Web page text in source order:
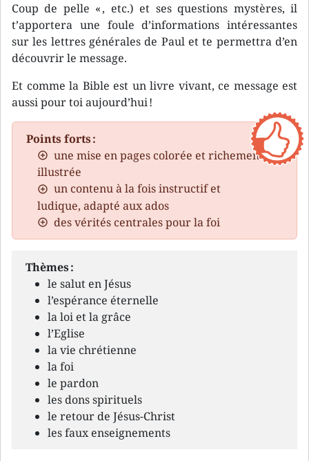
Coup de pelle « , etc.) et ses questions mystères, il
t’apportera une foule d’informations intéressantes
sur les lettres générales de Paul et te permettra d’en
découvrir le message.
Et comme la Bible est un livre vivant, ce message est
aussi pour toi aujourd’hui !
Points forts :
une mise en pages colorée et richement
illustrée
un contenu à la fois instructif et
ludique, adapté aux ados
des vérités centrales pour la foi
Thèmes :
le salut en Jésus
l’espérance éternelle
la loi et la grâce
l’Eglise
la vie chrétienne
la foi
le pardon
les dons spirituels
le retour de Jésus-Christ
les faux enseignements